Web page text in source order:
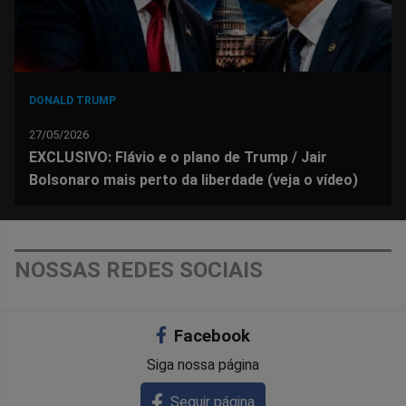
DONALD TRUMP
27/05/2026
EXCLUSIVO: Flávio e o plano de Trump / Jair
Bolsonaro mais perto da liberdade (veja o vídeo)
NOSSAS REDES SOCIAIS
Facebook
Siga nossa página